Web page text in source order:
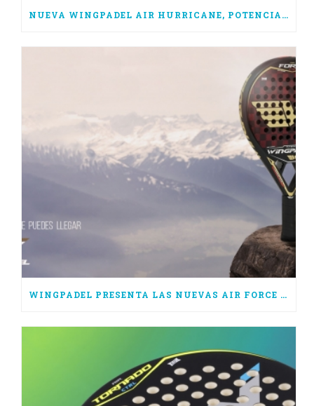
NUEVA WINGPADEL AIR HURRICANE, POTENCIA PURA
WINGPADEL PRESENTA LAS NUEVAS AIR FORCE 3.0